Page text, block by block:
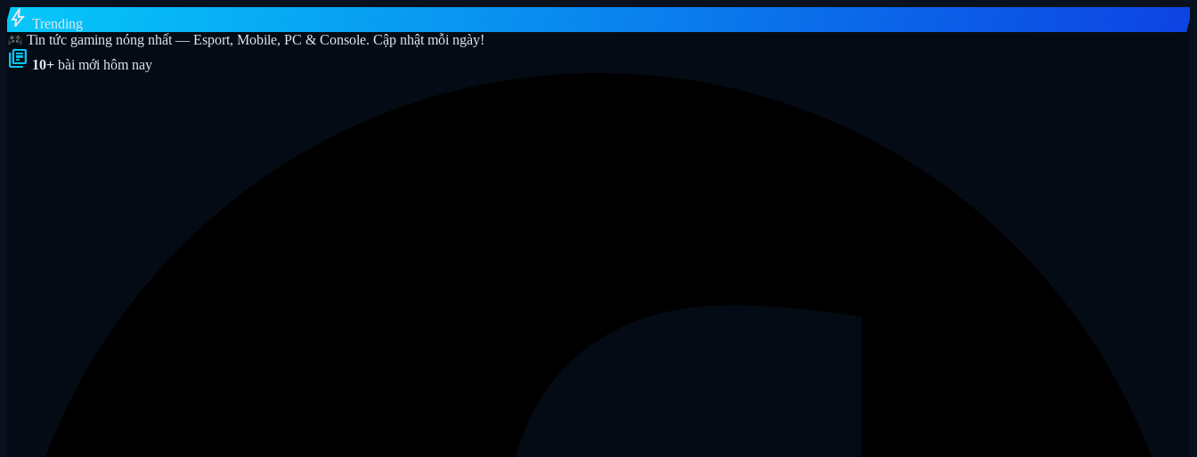
bolt Trending
Tin tức gaming nóng nhất — Esport, Mobile, PC & Console. Cập nhật mỗi ngày!
library_books 10+ bài mới hôm nay